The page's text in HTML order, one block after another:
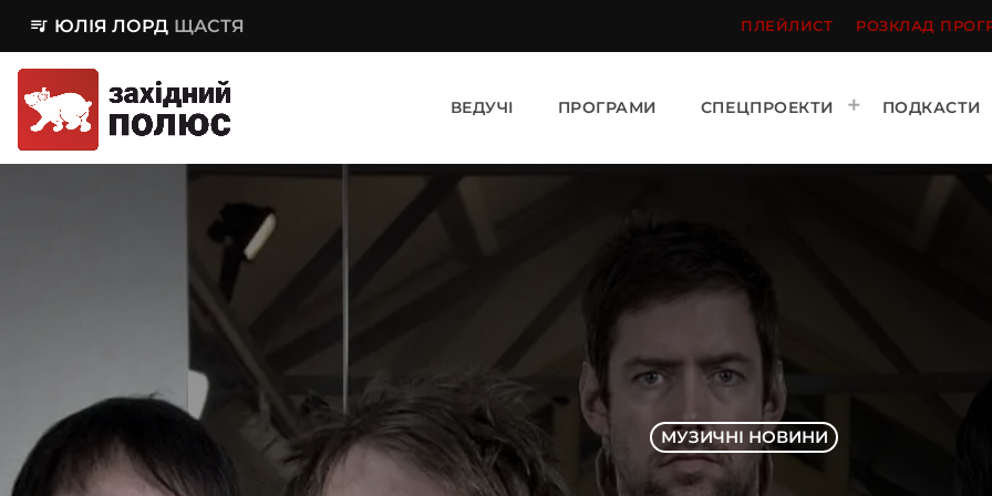
queue_music ЮЛІЯ ЛОРД ЩАСТЯ ПЛЕЙЛИСТ РОЗКЛАД
ВЕДУЧІ ПРОГРАМИ СПЕЦПРОЕКТИ ПОДКАСТИ
МУЗИЧНІ НОВИНИ